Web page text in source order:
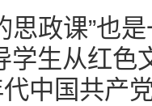
思政课”也
学生从红
中国共产